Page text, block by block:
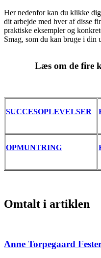
Her nedenfor kan du klikke
dit arbejde med hver af disse
praktiske eksempler og
Smag, som du kan bruge i din
Læs om de fire
SUCCESOPLEVELSER
OPMUNTRING
Omtalt i artiklen
Anne Torpegaard